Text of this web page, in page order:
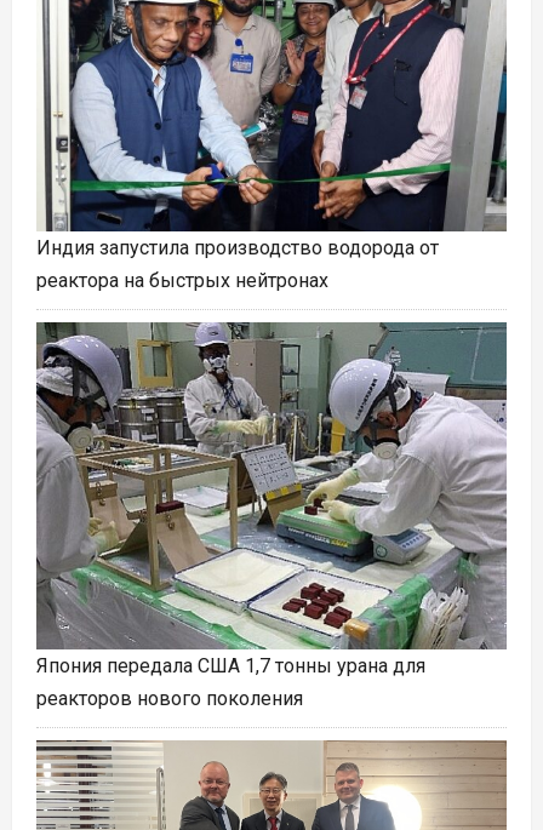
Индия запустила производство водорода от
реактора на быстрых нейтронах
Япония передала США 1,7 тонны урана для
реакторов нового поколения